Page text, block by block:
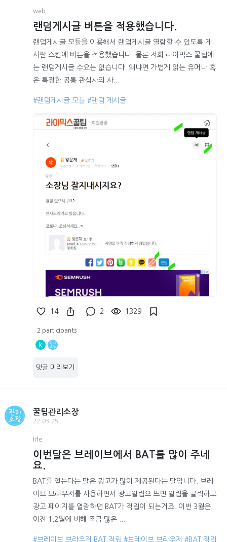
web
랜덤게시글 버튼을 적용했습니다.
랜덤게시글 모듈을 이용해서 랜덤게시글 열람할 수 있도록 게
시판 스킨에 버튼을 적용했습니다. 물론 저희 라이믹스 꿀팁에
는 랜덤게시글 수요는 없습니다. 왜냐면 가볍게 읽는 유머나 혹
은 특정한 공통 관심사의 사...
#랜덤게시글 모듈 #랜덤 게시글
14 2 1329
2 participants
k
댓글 미리보기
꿀팁관리소장
22.03.25
life
이번달은 브레이브에서 BAT를 많이 주네
요.
BAT를 얻는다는 말은 광고가 많이 제공된다는 말입니다. 브레
이브 브라우저를 사용하면서 광고알림으 뜨면 알림을 클릭하고
광고 페이지를 열람하면 BAT가 적립이 되는거죠. 이번 3월은
이전 1,2월에 비해 조금 많은 ...
#브레이브 브라우저 BAT 적립 #브레이브 브라우저 #BAT 적립